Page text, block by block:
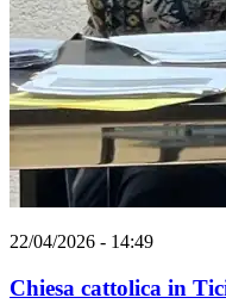
22/04/2026 - 14:49
Chiesa cattolica in